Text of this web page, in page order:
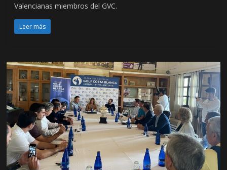
Valencianas miembros del GVC.
Leer más